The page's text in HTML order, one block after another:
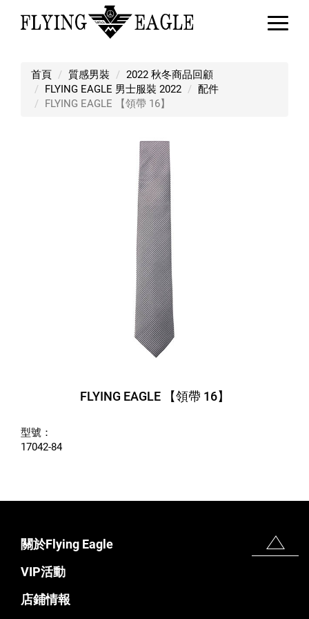
首頁 質感男裝
2022 秋冬商品回顧
FLYING EAGLE 男士服裝 2022
配件
FLYING EAGLE 【領帶 16】
FLYING EAGLE 【領帶 16】
型號：
17042-84
關於Flying Eagle
VIP活動
店鋪情報